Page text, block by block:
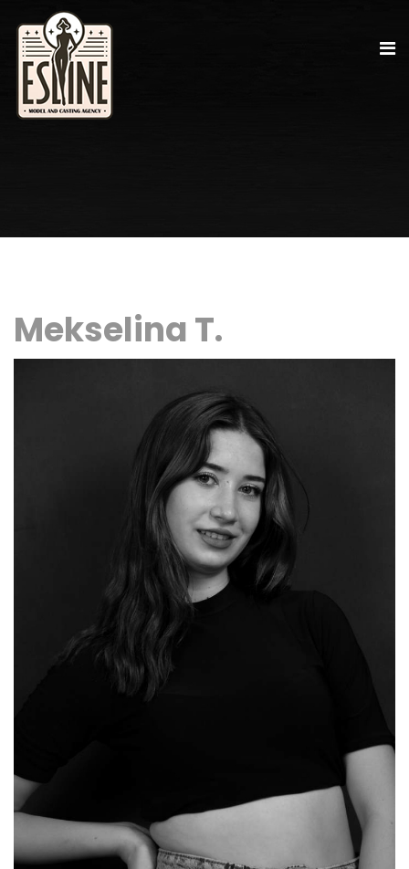
Mekselina T.